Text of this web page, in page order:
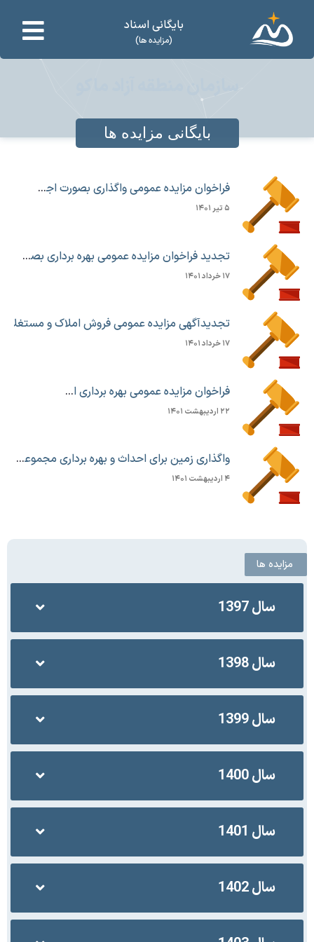
بایگانی اسناد
(مزایده ها)
بایگانی مزایده ها
مزایده ها
سال 1397
سال 1398
سال 1399
سال 1400
سال 1401
سال 1402
فراخوان مزایده عمومی واگذاری بصورت اجاره ۲۴ باب مغازه در بازار بزرگ منطقه آزاد ماکو
۵ تیر ۱۴۰۱
تجدید فراخوان مزایده عمومی بهره برداری بصورت اجاره از غرفه های مجموعه تاریخی قلعه قابان
۱۷ خرداد ۱۴۰۱
۱۷ خرداد ۱۴۰۱
فراخوان مزایده عمومی بهره برداری از غرفه های مجموعه تاریخی قلعه قابان
۲۲ اردیبهشت ۱۴۰۱
واگذاری زمین برای احداث و بهره برداری مجموعه رستوران و سالن غذاخوری در شهرک صنایع سبک
۴ اردیبهشت ۱۴۰۱